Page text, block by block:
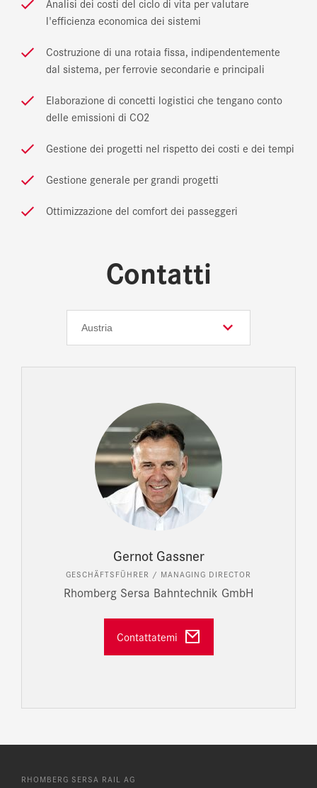
Analisi dei costi del ciclo di vita per valutare
l'efficienza economica dei sistemi
Costruzione di una rotaia fissa, indipendentemente
dal sistema, per ferrovie secondarie e principali
Elaborazione di concetti logistici che tengano conto
delle emissioni di CO2
Gestione dei progetti nel rispetto dei costi e dei tempi
Gestione generale per grandi progetti
Ottimizzazione del comfort dei passeggeri
Contatti
Gernot Gassner
GESCHÄFTSFÜHRER / MANAGING DIRECTOR
Rhomberg Sersa Bahntechnik GmbH
Contattatemi
RHOMBERG SERSA RAIL AG